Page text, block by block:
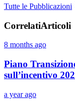
Tutte le Pubblicazioni
CorrelatiArticoli
8 months ago
Piano
sull’incentivo
a year ago